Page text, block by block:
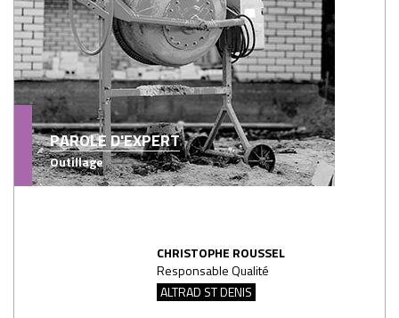
PAROLE D'EXPERT
Outillage
CHRISTOPHE ROUSSEL
Responsable Qualité
ALTRAD ST DENIS